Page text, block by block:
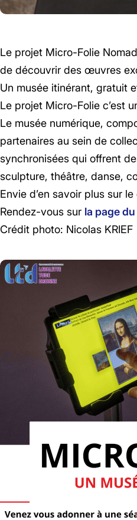
Le projet Micro-Folie
de découvrir des œuvres
Un musée itinérant, gratuit
Le projet Micro-Folie c’est
Le musée numérique,
partenaires au sein de
synchronisées qui offrent
sculpture, théâtre, danse,
Envie d’en savoir plus sur
Rendez-vous sur la page
Crédit photo: Nicolas KRIEF